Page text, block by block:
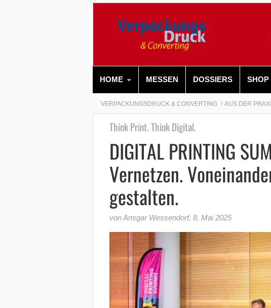
HOME MESSEN DOSSIERS SHOP
VERPACKUNGSDRUCK & CONVERTING AUS DER
Think Print. Think Digital.
DIGITAL PRINTING
Vernetzen.
gestalten.
von Ansgar Wessendorf, 8. Mai 2025